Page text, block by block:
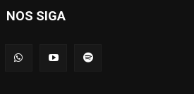
NOS SIGA